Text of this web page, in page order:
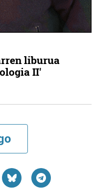
liburua
II'